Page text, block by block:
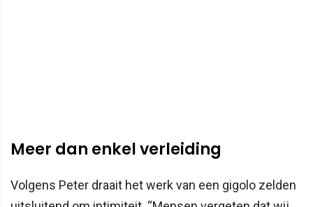
Meer dan enkel verleiding
Volgens Peter draait het werk van een gigolo zelden